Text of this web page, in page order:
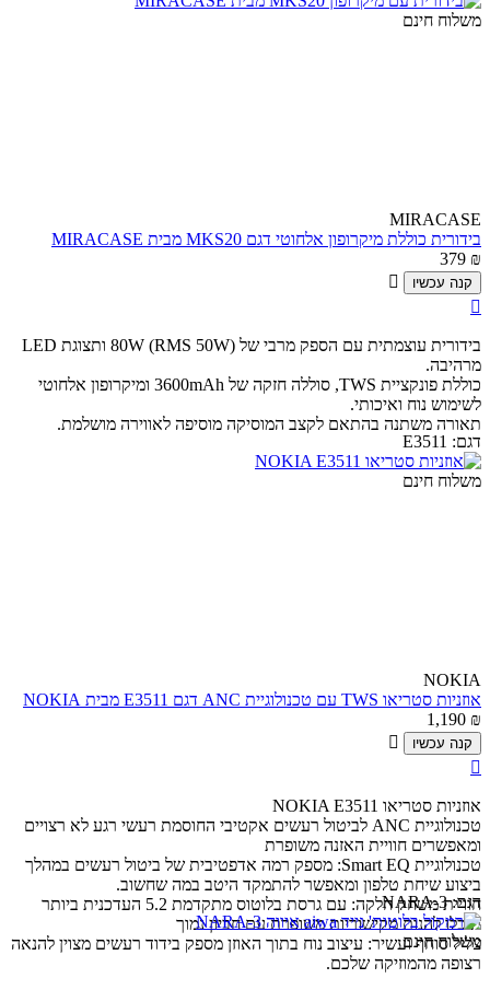
משלוח חינם
MIRACASE
בידורית כוללת מיקרופון אלחוטי דגם MKS20 מבית MIRACASE
379 ₪
קנה עכשיו


בידורית עוצמתית עם הספק מרבי של 80W (RMS 50W) ותצוגת LED
מרהיבה.
כוללת פונקציית TWS, סוללה חזקה של 3600mAh ומיקרופון אלחוטי
לשימוש נוח ואיכותי.
תאורה משתנה בהתאם לקצב המוסיקה מוסיפה לאווירה מושלמת.
דגם: E3511
משלוח חינם
NOKIA
אוזניות סטריאו TWS עם טכנולוגיית ANC דגם E3511 מבית NOKIA
1,190 ₪
קנה עכשיו


אוזניות סטריאו NOKIA E3511
טכנולוגיית ANC לביטול רעשים אקטיבי החוסמת רעשי רגע לא רצויים
ומאפשרים חוויית האזנה משופרת
טכנולוגיית Smart EQ: מספק רמה אדפטיבית של ביטול רעשים במהלך
ביצוע שיחת טלפון ומאפשר להתמקד היטב במה שחשוב.
חוויית משחק חלקה: עם גרסת בלוטוס מתקדמת 5.2 העדכנית ביותר
תוכלו להנות מקישוריות משופרת עם חביון נמוך
צליל סוחף ועשיר: עיצוב נוח בתוך האוזן מספק בידוד רעשים מצוין להנאה
רצופה מהמוזיקה שלכם.
דגם: NARA-3
משלוח חינם